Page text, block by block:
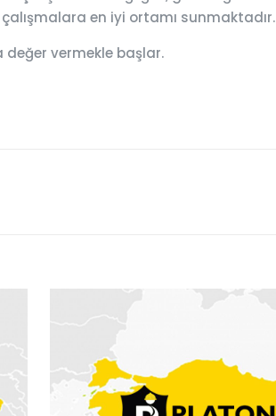
en iyi ortamı sunmaktadır.
değer vermekle başlar.